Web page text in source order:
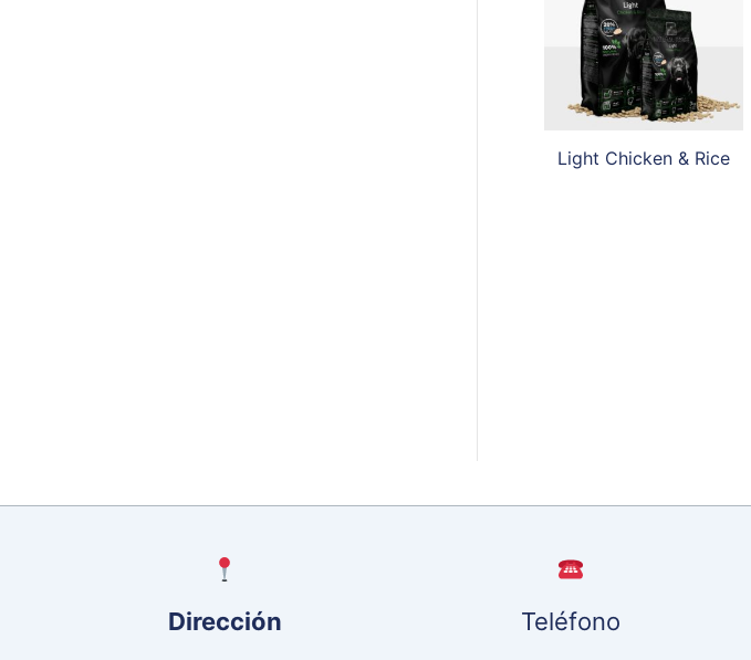
Light Chicken & Rice
Dirección Teléfono